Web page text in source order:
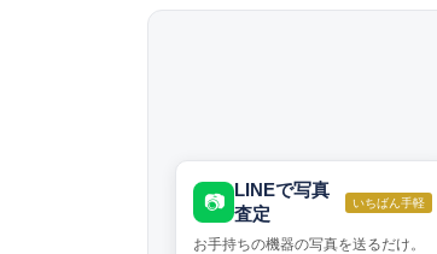
📷
LINEで写真
査定
いちばん手軽
お手持ちの機器の写真を送るだけ。